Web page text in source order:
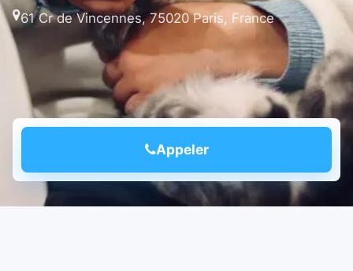
61 Cr de Vincennes, 75020 Paris, France
Appeler